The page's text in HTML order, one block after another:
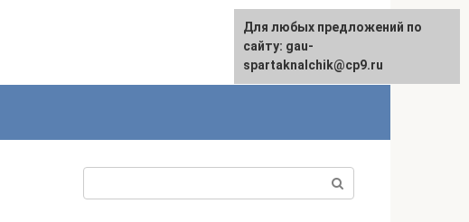
Для любых предложений по
сайту: gau-
spartaknalchik@cp9.ru